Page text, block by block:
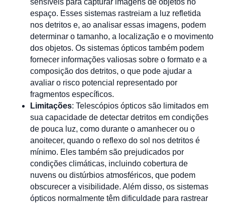
sensíveis para capturar imagens de objetos no
espaço. Esses sistemas rastreiam a luz refletida
nos detritos e, ao analisar essas imagens, podem
determinar o tamanho, a localização e o movimento
dos objetos. Os sistemas ópticos também podem
fornecer informações valiosas sobre o formato e a
composição dos detritos, o que pode ajudar a
avaliar o risco potencial representado por
fragmentos específicos.
Limitações: Telescópios ópticos são limitados em
sua capacidade de detectar detritos em condições
de pouca luz, como durante o amanhecer ou o
anoitecer, quando o reflexo do sol nos detritos é
mínimo. Eles também são prejudicados por
condições climáticas, incluindo cobertura de
nuvens ou distúrbios atmosféricos, que podem
obscurecer a visibilidade. Além disso, os sistemas
ópticos normalmente têm dificuldade para rastrear